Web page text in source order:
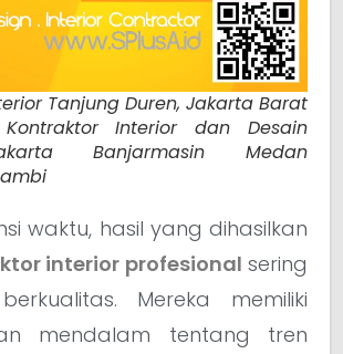
Tanjung Duren, Jakarta Barat
Interior dan Desain
Banjarmasin Medan
waktu, hasil yang dihasilkan
interior profesional sering
Mereka memiliki
mendalam tentang tren